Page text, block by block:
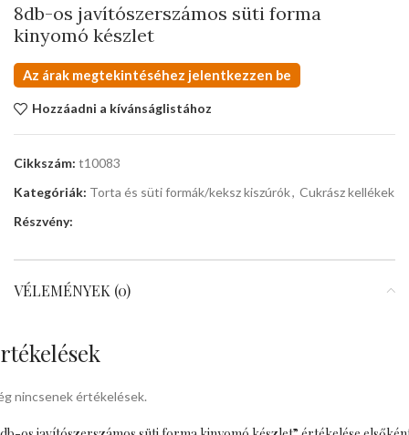
8db-os javítószerszámos süti forma
kinyomó készlet
Az árak megtekintéséhez jelentkezzen be
Hozzáadni a kívánságlistához
Cikkszám: t10083
Kategóriák: Torta és süti formák/keksz kiszúrók, Cukrász kellékek
Részvény:
VÉLEMÉNYEK (0)
nincsenek értékelések.